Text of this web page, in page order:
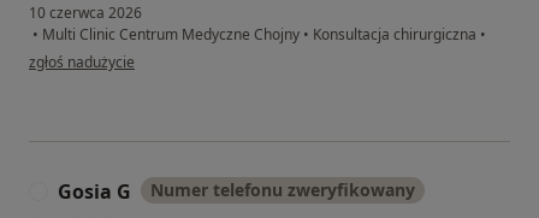
10 czerwca 2026
• Multi Clinic Centrum Medyczne Chojny • Konsultacja chirurgiczna •
w opinii użytkownika Małgorzata Gałkowska
zgłoś nadużycie
Gosia G Numer telefonu zweryfikowany